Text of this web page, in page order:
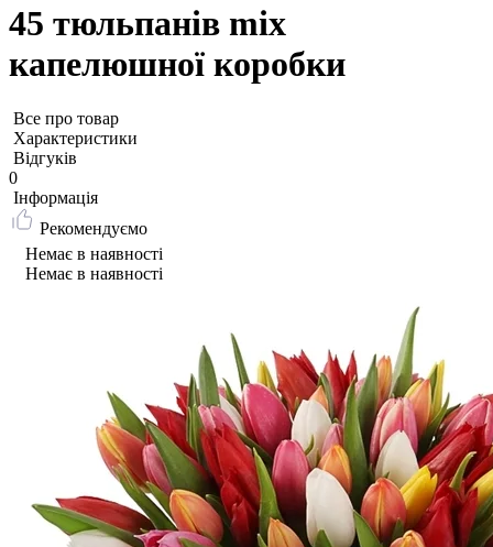
45 тюльпанів mix
капелюшної коробки
Все про товар
Характеристики
Відгуків
0
Iнформація
Рекомендуємо
Немає в наявності
Немає в наявності